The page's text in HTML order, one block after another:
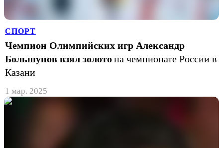
СПОРТ
Чемпион Олимпийских игр Александр
Большунов взял золотона чемпионате России в
Казани
1 мар. 2025